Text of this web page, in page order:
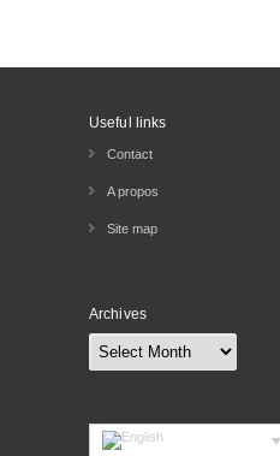
Useful links
Contact
A propos
Site map
Archives
Archives